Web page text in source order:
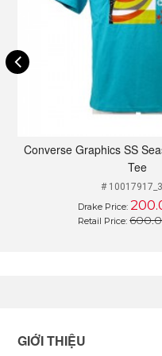
Converse Graphics SS
Tee
#
Drake Price:
Retail Price:
GIỚI THIỆU